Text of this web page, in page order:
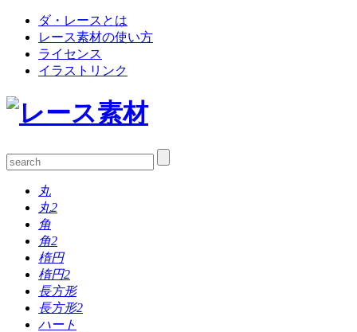
ダ・レースとは
レース素材の使い方
ライセンス
イラストリンク
丸
丸2
角
角2
楕円
楕円2
長方形
長方形2
ハート